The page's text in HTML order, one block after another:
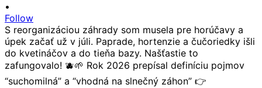
•
Follow
S reorganizáciou záhrady som musela pre horúčavy a
úpek začať už v júli. Paprade, hortenzie a čučoriedky išli
do kvetináčov a do tieňa bazy. Našťastie to
zafungovalo! 🫐🌱 Rok 2026 prepísal definíciu pojmov
“suchomilná” a “vhodná na slnečný záhon” 👉